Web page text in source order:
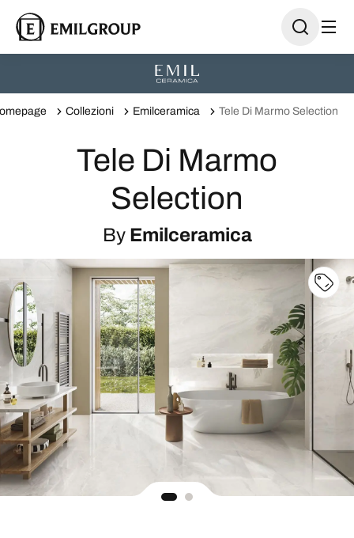
Collezioni Emilceramica Tele Di Marmo Selection
Tele Di Marmo
Selection
By Emilceramica